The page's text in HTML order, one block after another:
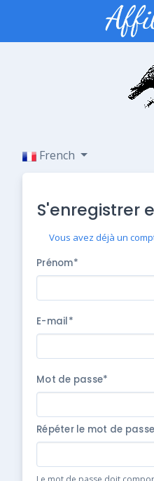
French
S'enregistrer
Vous avez déjà un
Prénom*
E-mail*
Mot de passe*
Répéter le mot de